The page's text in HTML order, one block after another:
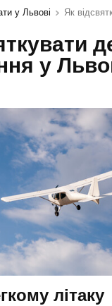
у Львові Як
у
літаку